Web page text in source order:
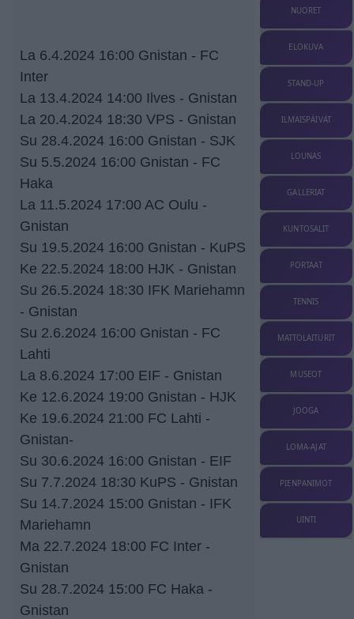
La 6.4.2024 16:00 Gnistan - FC
Inter
La 13.4.2024 14:00 Ilves - Gnistan
La 20.4.2024 18:30 VPS - Gnistan
Su 28.4.2024 16:00 Gnistan - SJK
Su 5.5.2024 16:00 Gnistan - FC
Haka
La 11.5.2024 17:00 AC Oulu -
Gnistan
Su 19.5.2024 16:00 Gnistan - KuPS
Ke 22.5.2024 18:00 HJK - Gnistan
Su 26.5.2024 18:30 IFK Mariehamn
- Gnistan
Su 2.6.2024 16:00 Gnistan - FC
Lahti
La 8.6.2024 17:00 EIF - Gnistan
Ke 12.6.2024 19:00 Gnistan - HJK
Ke 19.6.2024 21:00 FC Lahti -
Gnistan-
Su 30.6.2024 16:00 Gnistan - EIF
Su 7.7.2024 18:30 KuPS - Gnistan
Su 14.7.2024 15:00 Gnistan - IFK
Mariehamn
Ma 22.7.2024 18:00 FC Inter -
Gnistan
Su 28.7.2024 15:00 FC Haka -
Gnistan
NUORET
ELOKUVA
STAND-UP
ILMAISPÄIVÄT
LOUNAS
GALLERIAT
KUNTOSALIT
PORTAAT
TENNIS
MATTOLAITURIT
MUSEOT
JOOGA
LOMA-AJAT
PIENPANIMOT
UINTI